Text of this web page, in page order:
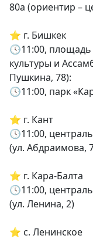
80а (ориентир –
⭐️ г. Бишкек
🕓11:00,
культуры и
Пушкина, 78):
🕓11:00, парк
⭐️ г. Кант
🕓11:00,
(ул. Абдраимова,
⭐️ г. Кара-Балта
🕓11:00,
(ул. Ленина, 2)
⭐️ с. Ленинское